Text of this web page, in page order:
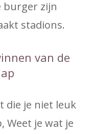
burger zijn
stadions.
van de
die je niet leuk
Weet je wat je